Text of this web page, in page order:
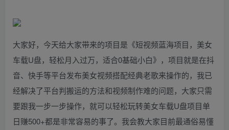
大家好，今天给大家带来的项目是《短视频蓝海项目，美女
车载U盘，轻松月入过万，适合0基础小白》，项目就是在抖
音、快手等平台发布美女视频搭配经典老歌来操作的，我已
经解决了平台判搬运的方法和视频制作难的问题，大家只需
要跟我一步一步操作，就可以轻松玩转美女车载U盘项目单
日赚500+都是非常容易的事了。我会教大家目前最通俗易懂